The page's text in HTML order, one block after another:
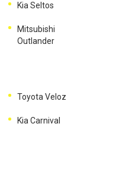
Kia Seltos
Mitsubishi
Outlander
Toyota Veloz
Kia Carnival